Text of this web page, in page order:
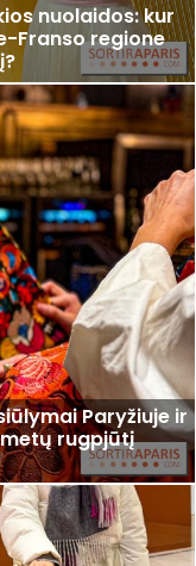
nuolaidos: kur
Franso regione
Paryžiuje ir
rugpjūtį